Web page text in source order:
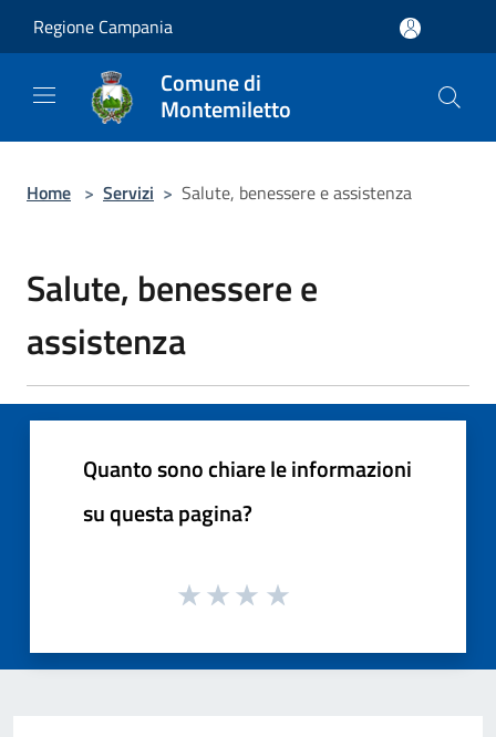
Regione Campania
Comune di
Montemiletto
Home > Servizi > Salute, benessere e assistenza
Salute, benessere e
assistenza
Quanto sono chiare le informazioni
su questa pagina?